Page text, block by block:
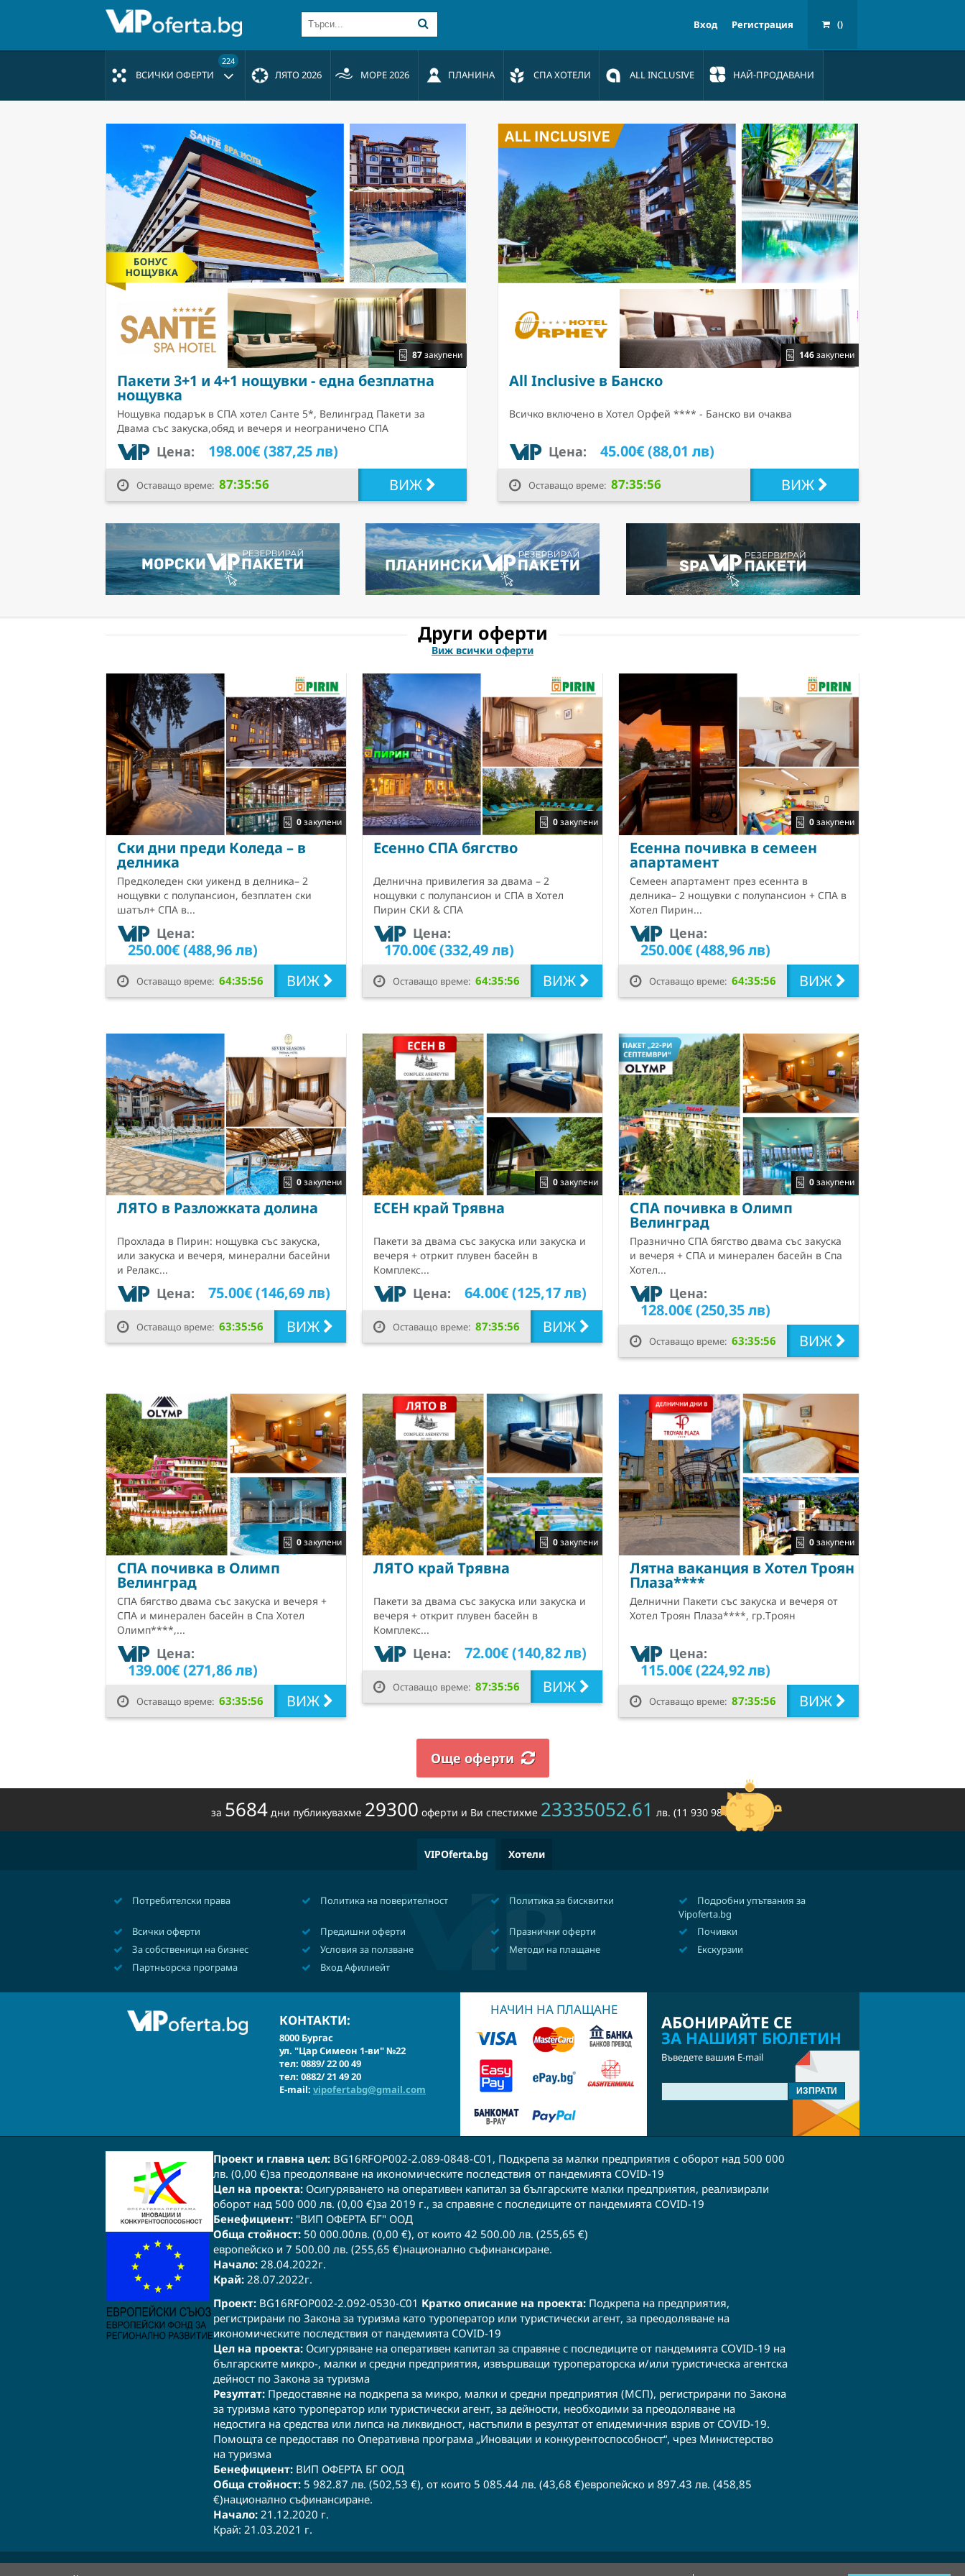
Вход Регистрация ()
ВСИЧКИ ОФЕРТИ
224
ЛЯТО 2026 МОРЕ 2026 ПЛАНИНА СПА ХОТЕЛИ ALL INCLUSIVE НАЙ-ПРОДАВАНИ
87закупени
Пакети 3+1 и 4+1 нощувки - една безплатна
нощувка
Нощувка подарък в СПА хотел Санте 5*, Велинград Пакети за
Двама със закуска,обяд и вечеря и неограничено СПА
Цена: 198.00€ (387,25 лв)
Оставащо време: 87:35:55 ВИЖ
146закупени
All Inclusive в Банско
Всичко включено в Хотел Орфей **** - Банско ви очаква
Цена: 45.00€ (88,01 лв)
Оставащо време: 87:35:55 ВИЖ
Други оферти
Виж всички оферти
0закупени
Ски дни преди Коледа – в
делника
Предколеден ски уикенд в делника– 2
нощувки с полупансион, безплатен ски
шатъл+ СПА в...
Цена:
250.00€ (488,96 лв)
Оставащо време: 64:35:55 ВИЖ
0закупени
Есенно СПА бягство
Делнична привилегия за двама – 2
нощувки с полупансион и СПА в Хотел
Пирин СКИ & СПА
Цена:
170.00€ (332,49 лв)
Оставащо време: 64:35:55 ВИЖ
0закупени
Есенна почивка в семеен
апартамент
Семеен апартамент през есеннта в
делника– 2 нощувки с полупансион + СПА в
Хотел Пирин...
Цена:
250.00€ (488,96 лв)
Оставащо време: 64:35:55 ВИЖ
0закупени
ЛЯТО в Разложката долина
Прохлада в Пирин: нощувка със закуска,
или закуска и вечеря, минерални басейни
и Релакс...
Цена: 75.00€ (146,69 лв)
Оставащо време: 63:35:55 ВИЖ
0закупени
ЕСЕН край Трявна
Пакети за двама със закуска или закуска и
вечеря + отркит плувен басейн в
Комплекс...
Цена: 64.00€ (125,17 лв)
Оставащо време: 87:35:55 ВИЖ
0закупени
СПА почивка в Олимп
Велинград
Празнично СПА бягство двама със закуска
и вечеря + СПА и минерален басейн в Спа
Хотел...
Цена:
128.00€ (250,35 лв)
Оставащо време: 63:35:55 ВИЖ
0закупени
СПА почивка в Олимп
Велинград
СПА бягство двама със закуска и вечеря +
СПА и минерален басейн в Спа Хотел
Олимп****,...
Цена:
139.00€ (271,86 лв)
Оставащо време: 63:35:55 ВИЖ
0закупени
ЛЯТО край Трявна
Пакети за двама със закуска или закуска и
вечеря + открит плувен басейн в
Комплекс...
Цена: 72.00€ (140,82 лв)
Оставащо време: 87:35:55 ВИЖ
0закупени
Лятна ваканция в Хотел Троян
Плаза****
Делнични Пакети със закуска и вечеря от
Хотел Троян Плаза****, гр.Троян
Цена:
115.00€ (224,92 лв)
Оставащо време: 87:35:55 ВИЖ
Още оферти
за 5684 дни публикувахме 29300 оферти и Ви спестихме 23335052.81 лв. (11 930 981,63 €)
VIPOferta.bg Хотели
Потребителски права Политика на поверителност Политика за бисквитки Подробни упътвания за
Vipoferta.bg
Всички оферти Предишни оферти Празнични оферти
Почивки
За собственици на бизнес
Условия за ползване Методи на плащане
Екскурзии
Партньорска програма
Вход Афилиейт
КОНТАКТИ:
8000 Бургас
ул. "Цар Симеон 1-ви" №22
тел: 0889/ 22 00 49
тел: 0882/ 21 49 20
E-mail: vipofertabg@gmail.com
НАЧИН НА ПЛАЩАНЕ
АБОНИРАЙТЕ СЕ
ЗА НАШИЯТ БЮЛЕТИН
Въведете вашия E-mail
Проект и главна цел: BG16RFOP002-2.089-0848-C01, Подкрепа за малки предприятия с оборот над 500 000
лв. (0,00 €)за преодоляване на икономическите последствия от пандемията COVID-19
Цел на проекта: Осигуряването на оперативен капитал за българските малки предприятия, реализирали
оборот над 500 000 лв. (0,00 €)за 2019 г., за справяне с последиците от пандемията COVID-19 ​
Бенефициент: "ВИП ОФЕРТА БГ" ООД​​
Обща стойност: 50 000.00лв. (0,00 €), от които 42 500.00 лв. (255,65 €)
европейско и 7 500.00 лв. (255,65 €)национално съфинансиране.​ ​
Начало: 28.04.2022г.​ ​
Край: 28.07.2022г.​
Проект: BG16RFOP002-2.092-0530-C01 Кратко описание на проекта: Подкрепа на предприятия,
регистрирани по Закона за туризма като туроператор или туристически агент, за преодоляване на
икономическите последствия от пандемията COVID-19
Цел на проекта: Осигуряване на оперативен капитал за справяне с последиците от пандемията COVID-19 на
българските микро-, малки и средни предприятия, извършващи туроператорска и/или туристическа агентска
дейност по Закона за туризма
Резултат: Предоставяне на подкрепа за микро, малки и средни предприятия (МСП), регистрирани по Закона
за туризма като туроператор или туристически агент, за дейности, необходими за преодоляване на
недостига на средства или липса на ликвидност, настъпили в резултат от епидемичния взрив от COVID-19.
Помощта се предоставя по Оперативна програма „Иновации и конкурентоспособност“, чрез Министерство
на туризма
Бенефициент: ВИП ОФЕРТА БГ ООД
Обща стойност: 5 982.87 лв. (502,53 €), от които 5 085.44 лв. (43,68 €)европейско и 897.43 лв. (458,85
€)национално съфинансиране.
Начало: 21.12.2020 г.
Край: 21.03.2021 г.